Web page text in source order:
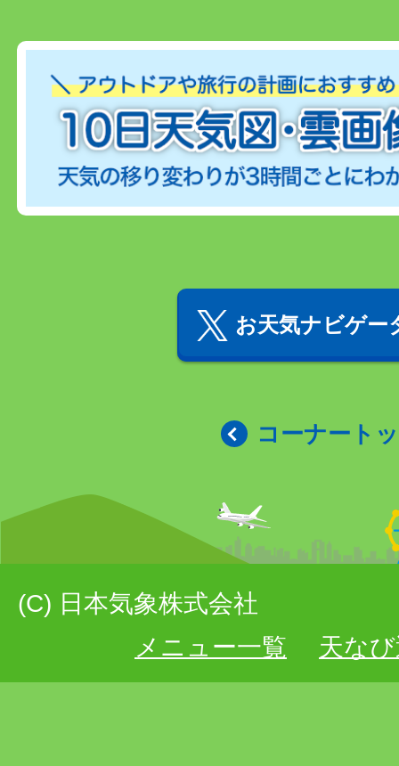
お天気ナビゲー
コーナート
(C) 日本気象株式会社
メニュー一覧
天な